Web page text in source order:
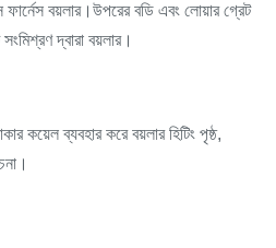
বয়লার।উপরের বডি এবং লোয়ার গ্রেট
দ্বারা বয়লার।
কয়েল ব্যবহার করে বয়লার হিটিং পৃষ্ঠ,